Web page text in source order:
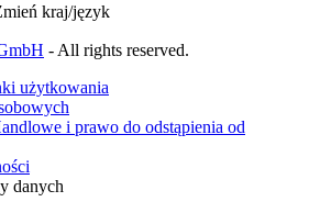
kraj/język
- All rights reserved.
użytkowania
i prawo do odstąpienia od
danych